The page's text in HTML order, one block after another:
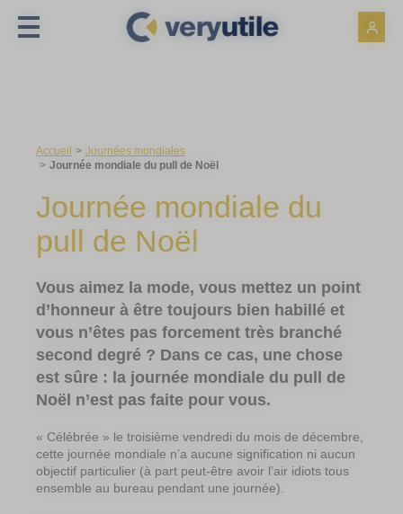
Accueil
Journées mondiales
Journée mondiale du pull de Noël
Journée mondiale du
pull de Noël
Vous aimez la mode, vous mettez un point
d’honneur à être toujours bien habillé et
vous n’êtes pas forcement très branché
second degré ? Dans ce cas, une chose
est sûre : la journée mondiale du pull de
Noël n’est pas faite pour vous.
« Célébrée » le troisième vendredi du mois de décembre,
cette journée mondiale n’a aucune signification ni aucun
objectif particulier (à part peut-être avoir l’air idiots tous
ensemble au bureau pendant une journée).